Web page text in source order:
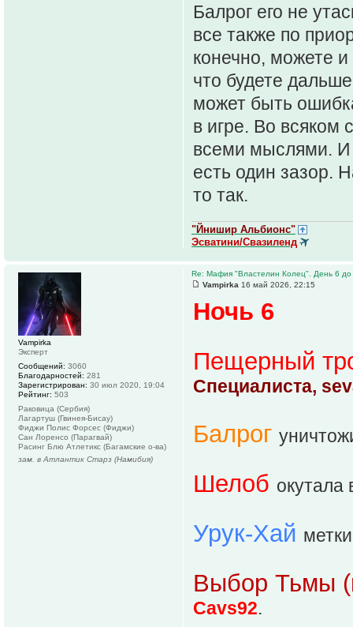
Балрог его не
все также по
конечно, можете и
что будете
может быть
в игре. Во всяком
всеми мыслями. И
есть один зазор.
то так.
"Йнишир Альбионс"
Эсватини/Свазиленд
Re: Мафия "Властелин Колец". День 6 до
Vampirka 16 май 2026, 22:15
Ночь 6
Пещерный
Специалиста,
Балрог
Шелоб окутала
Урук-Хай
Выбор Тьмы
Cavs92.
Vampirka
Эксперт
Сообщений: 3060
Благодарностей: 281
Зарегистрирован: 30 июл 2020, 19:04
Рейтинг: 503
Раковица (Сербия)
Лагартуш (Гвинея-Бисау)
Фиджи Полис Форсес (Фиджи)
Сан Лоренсо (Парагвай)
Расинг Блю Атлетикс (Багамские о-ва)
зам. в Атлантик Старз (Намибия)